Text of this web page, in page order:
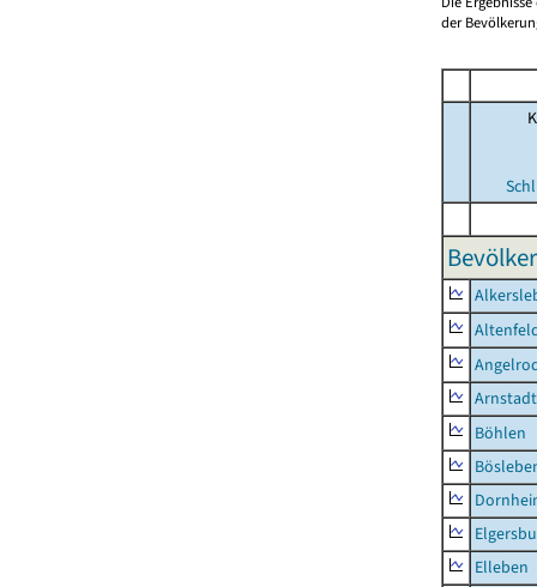
der
Böhlen
Elleben